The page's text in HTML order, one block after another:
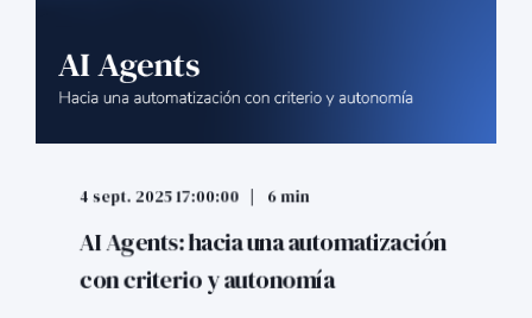
4 sept. 2025 17:00:00 6 min
AI Agents: hacia una automatización
con criterio y autonomía